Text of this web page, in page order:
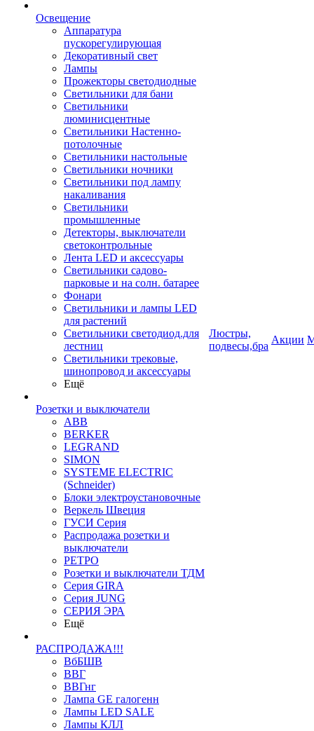
Освещение
Аппаратура
пускорегулирующая
Декоративный свет
Лампы
Прожекторы светодиодные
Светильники для бани
Светильники
люминисцентные
Светильники Настенно-
потолочные
Светильники настольные
Светильники ночники
Светильники под лампу
накаливания
Светильники
промышленные
Детекторы, выключатели
светоконтрольные
Лента LED и аксессуары
Светильники садово-
парковые и на солн. батарее
Фонари
Светильники и лампы LED
для растений
Светильники светодиод.для
лестниц
Светильники трековые,
шинопровод и аксессуары
Ещё
Розетки и выключатели
ABB
BERKER
LEGRAND
SIMON
SYSTEME ELECTRIC
(Schneider)
Блоки электроустановочные
Веркель Швеция
ГУСИ Серия
Распродажа розетки и
выключатели
РЕТРО
Розетки и выключатели ТДМ
Серия GIRA
Серия JUNG
СЕРИЯ ЭРА
Ещё
РАСПРОДАЖА!!!
ВбБШВ
ВВГ
ВВГнг
Лампа GE галогенн
Лампы LED SALE
Лампы КЛЛ
Люстры,
подвесы,бра
Акции